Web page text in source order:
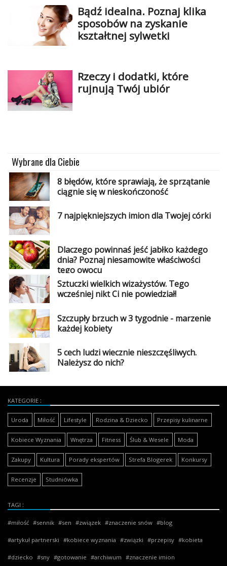
Bądź idealna. Poznaj klika
sposobów na zyskanie
kształtnej sylwetki
Rzeczy i dodatki, które
rujnują Twój ubiór
Wybrane dla Ciebie
8 błędów, które sprawiają, że sprzątanie
ciągnie się w nieskończoność
7 najpiękniejszych imion dla Twojej córki
Dlaczego powinnaś jeść jabłko każdego
dnia? Poznaj niesamowite właściwości
tego owocu
Sztuczki wielkich wizażystów. Tego
wcześniej nikt Ci nie powiedział!
Szczupły brzuch w 3 tygodnie - marzenie
każdej kobiety
5 cech ludzi wiecznie nieszczęśliwych.
Należysz do nich?
KATEGORIE
Uroda Miłość Lifestyle Rodzina & Dziecko Przepisy kulinarne
Kobiece Wyznania Wnętrza Fitness Ślub & Wesele Moda
Zakupy Kultura Porady ekspertów Strefa Blogerek Konkursy
Recenzje Studniówka
TAGI
miłość sennik sen związek znaczenie snów blog
artykuł partnerski kobiece wyznania związki przepisy kobieta
dziecko sny gotowanie archiwum znaczenie imion